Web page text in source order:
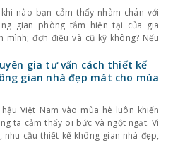
nào bạn cảm thấy nhàm chán với
gian phòng tắm hiện tại của gia
mình; đơn điệu và cũ kỹ không? Nếu
biến không gian phòng tắm thành
thư giãn. Với những lựa chọn tinh tế
chắn
gia tư vấn cách thiết kế
gian nhà đẹp mát cho mùa
hậu Việt Nam vào mùa hè luôn khiến
ta cảm thấy oi bức và ngột ngạt. Vì
nhu cầu thiết kế không gian nhà đẹp,